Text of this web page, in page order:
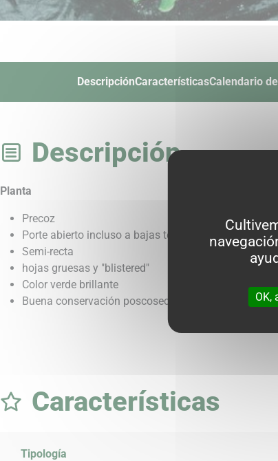
DescripciónCaracterísticasCalendario
Descripción
Planta
Precoz
Porte abierto incluso a bajas temperaturas
Semi-recta
hojas gruesas y "blistered"
Color verde brillante
Buena conservación poscosecha
Características
Tipología
OK,